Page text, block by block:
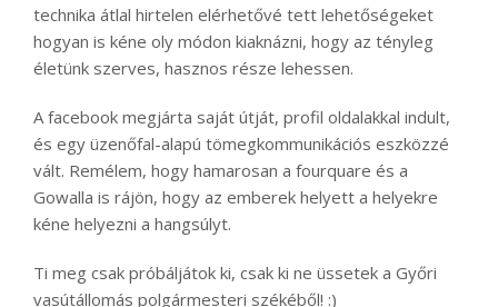
technika átlal hirtelen elérhetővé tett lehetőségeket
hogyan is kéne oly módon kiaknázni, hogy az tényleg
életünk szerves, hasznos része lehessen.
A facebook megjárta saját útját, profil oldalakkal indult,
és egy üzenőfal-alapú tömegkommunikációs eszközzé
vált. Remélem, hogy hamarosan a fourquare és a
Gowalla is rájön, hogy az emberek helyett a helyekre
kéne helyezni a hangsúlyt.
Ti meg csak próbáljátok ki, csak ki ne üssetek a Győri
vasútállomás polgármesteri székéből! :)